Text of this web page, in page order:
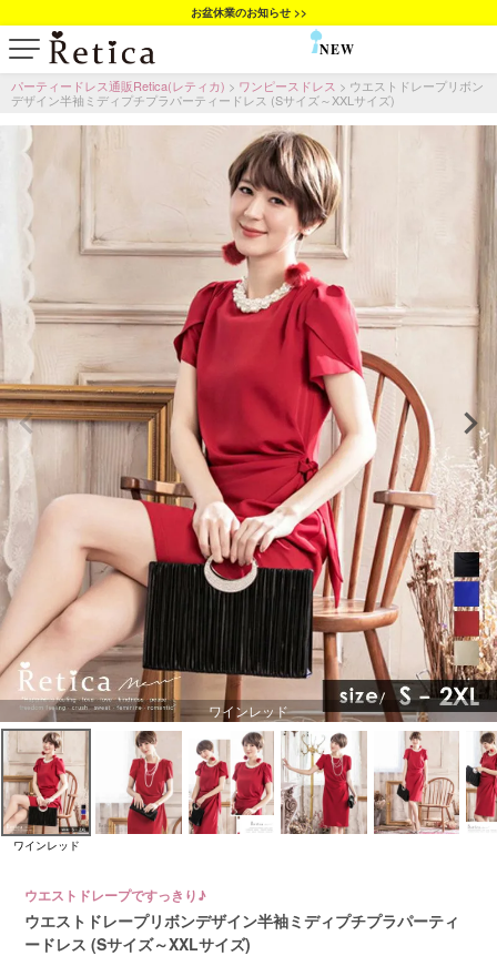
お盆休業のお知らせ >>
NEW
パーティードレス通販Retica(レティカ) ワンピースドレス
ウエストドレープリボン
デザイン半袖ミディプチプラパーティードレス (Sサイズ～XXLサイズ)
ワインレッド
ワインレッド
ウエストドレープですっきり♪
ウエストドレープリボンデザイン半袖ミディプチプラパーティ
ードレス (Sサイズ～XXLサイズ)